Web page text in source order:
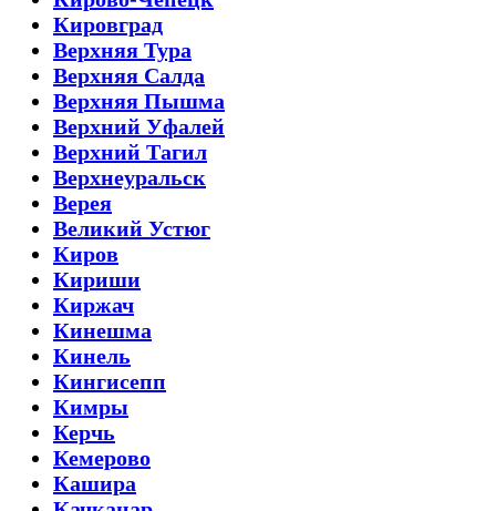
Кировград
Верхняя Тура
Верхняя Салда
Верхняя Пышма
Верхний Уфалей
Верхний Тагил
Верхнеуральск
Верея
Великий Устюг
Киров
Кириши
Киржач
Кинешма
Кинель
Кингисепп
Кимры
Керчь
Кемерово
Кашира